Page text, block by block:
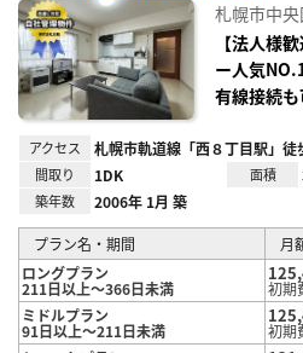
札幌市中央
【法人様
ー人気
有線接続
アクセス 札幌市軌道線「西８丁目駅」徒
間取り 1DK 面積
築年数 2006年 1月 築
プラン名・期間
月
ロングプラン
211日以上～366日未満
初期
ミドルプラン
91日以上～211日未満
初期